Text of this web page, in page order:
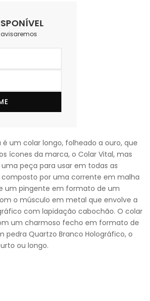
é um colar longo, folheado a ouro, que
ícones da marca, o Colar Vital, mas
peça para usar em todas as
composto por uma corrente em malha
um pingente em formato de um
o músculo em metal que envolve a
com lapidação cabochão. O colar
um charmoso fecho em formato de
pedra Quartzo Branco Holográfico, o
ou longo.